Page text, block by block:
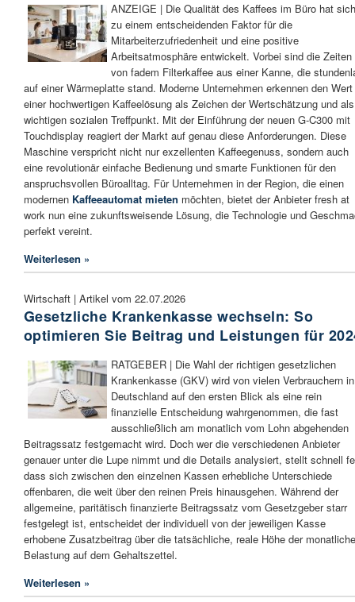
ANZEIGE | Die Qualität des Kaffees im Büro hat sich
zu einem entscheidenden Faktor für die
Mitarbeiterzufriedenheit und eine positive
Arbeitsatmosphäre entwickelt. Vorbei sind die Zeiten
von fadem Filterkaffee aus einer Kanne, die
auf einer Wärmeplatte stand. Moderne Unternehmen erkennen den Wert
einer hochwertigen Kaffeelösung als Zeichen der Wertschätzung und als
wichtigen sozialen Treffpunkt. Mit der Einführung der neuen G-C300 mit
Touchdisplay reagiert der Markt auf genau diese Anforderungen. Diese
Maschine verspricht nicht nur exzellenten Kaffeegenuss, sondern auch
eine revolutionär einfache Bedienung und smarte Funktionen für den
anspruchsvollen Büroalltag. Für Unternehmen in der Region, die einen
modernen Kaffeeautomat mieten möchten, bietet der Anbieter fresh at
work nun eine zukunftsweisende Lösung, die Technologie und
perfekt vereint.
Weiterlesen »
Wirtschaft | Artikel vom 22.07.2026
Gesetzliche Krankenkasse wechseln: So
optimieren Sie Beitrag und Leistungen für
RATGEBER | Die Wahl der richtigen gesetzlichen
Krankenkasse (GKV) wird von vielen Verbrauchern in
Deutschland auf den ersten Blick als eine rein
finanzielle Entscheidung wahrgenommen, die fast
ausschließlich am monatlich vom Lohn abgehenden
Beitragssatz festgemacht wird. Doch wer die verschiedenen Anbieter
genauer unter die Lupe nimmt und die Details analysiert, stellt schnell
dass sich zwischen den einzelnen Kassen erhebliche Unterschiede
offenbaren, die weit über den reinen Preis hinausgehen. Während der
allgemeine, paritätisch finanzierte Beitragssatz vom Gesetzgeber starr
festgelegt ist, entscheidet der individuell von der jeweiligen Kasse
erhobene Zusatzbeitrag über die tatsächliche, reale Höhe der
Belastung auf dem Gehaltszettel.
Weiterlesen »